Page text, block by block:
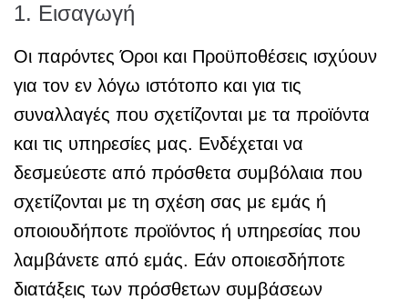
1. Εισαγωγή
Οι παρόντες Όροι και Προϋποθέσεις ισχύουν
για τον εν λόγω ιστότοπο και για τις
συναλλαγές που σχετίζονται με τα προϊόντα
και τις υπηρεσίες μας. Ενδέχεται να
δεσμεύεστε από πρόσθετα συμβόλαια που
σχετίζονται με τη σχέση σας με εμάς ή
οποιουδήποτε προϊόντος ή υπηρεσίας που
λαμβάνετε από εμάς. Εάν οποιεσδήποτε
διατάξεις των πρόσθετων συμβάσεων